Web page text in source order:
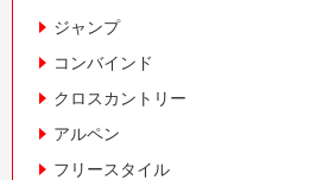
ジャンプ
コンバインド
クロスカントリー
アルペン
フリースタイル